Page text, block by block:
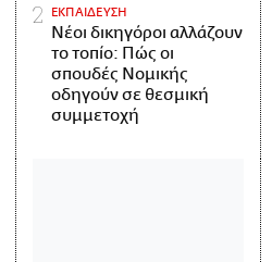
ΕΚΠΑΙΔΕΥΣΗ
Νέοι δικηγόροι αλλάζουν
το τοπίο: Πώς οι
σπουδές Νομικής
οδηγούν σε θεσμική
συμμετοχή